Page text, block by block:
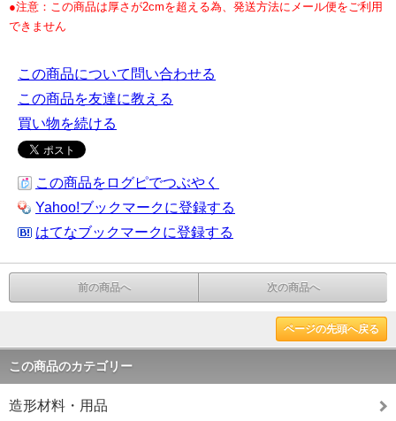
●注意：この商品は厚さが2cmを超える為、発送方法にメール便をご利用
できません
この商品について問い合わせる
この商品を友達に教える
買い物を続ける
この商品をログピでつぶやく
Yahoo!ブックマークに登録する
はてなブックマークに登録する
前の商品へ 次の商品へ
ページの先頭へ戻る
この商品のカテゴリー
造形材料・用品